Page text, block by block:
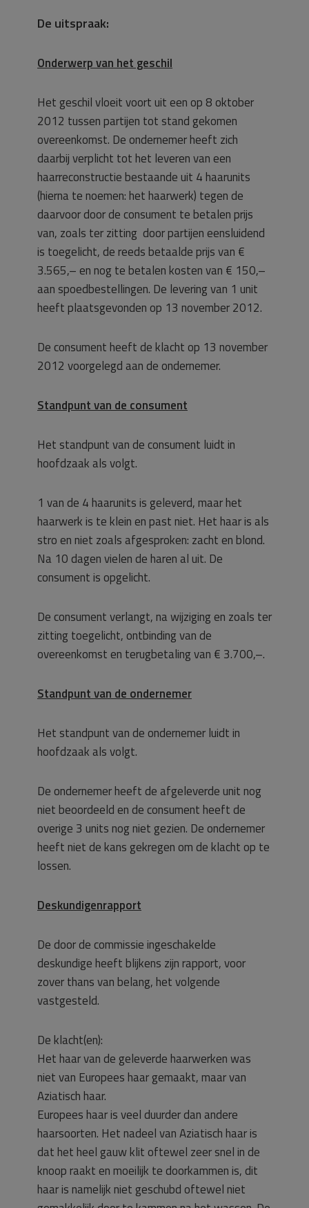
De uitspraak:
Onderwerp van het geschil
Het geschil vloeit voort uit een op 8 oktober
2012 tussen partijen tot stand gekomen
overeenkomst. De ondernemer heeft zich
daarbij verplicht tot het leveren van een
haarreconstructie bestaande uit 4 haarunits
(hierna te noemen: het haarwerk) tegen de
daarvoor door de consument te betalen prijs
van, zoals ter zitting door partijen eensluidend
is toegelicht, de reeds betaalde prijs van €
3.565,– en nog te betalen kosten van € 150,–
aan spoedbestellingen. De levering van 1 unit
heeft plaatsgevonden op 13 november 2012.
De consument heeft de klacht op 13 november
2012 voorgelegd aan de ondernemer.
Standpunt van de consument
Het standpunt van de consument luidt in
hoofdzaak als volgt.
1 van de 4 haarunits is geleverd, maar het
haarwerk is te klein en past niet. Het haar is als
stro en niet zoals afgesproken: zacht en blond.
Na 10 dagen vielen de haren al uit. De
consument is opgelicht.
De consument verlangt, na wijziging en zoals ter
zitting toegelicht, ontbinding van de
overeenkomst en terugbetaling van € 3.700,–.
Standpunt van de ondernemer
Het standpunt van de ondernemer luidt in
hoofdzaak als volgt.
De ondernemer heeft de afgeleverde unit nog
niet beoordeeld en de consument heeft de
overige 3 units nog niet gezien. De ondernemer
heeft niet de kans gekregen om de klacht op te
lossen.
Deskundigenrapport
De door de commissie ingeschakelde
deskundige heeft blijkens zijn rapport, voor
zover thans van belang, het volgende
vastgesteld.
De klacht(en):
Het haar van de geleverde haarwerken was
niet van Europees haar gemaakt, maar van
Aziatisch haar.
Europees haar is veel duurder dan andere
haarsoorten. Het nadeel van Aziatisch haar is
dat het heel gauw klit oftewel zeer snel in de
knoop raakt en moeilijk te doorkammen is, dit
haar is namelijk niet geschubd oftewel niet